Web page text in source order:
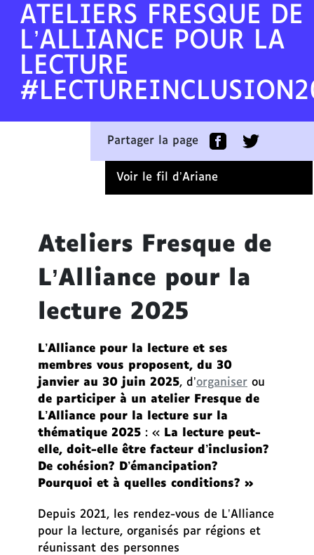
ATELIERS FRESQUE DE
L’ALLIANCE POUR LA
LECTURE
Partager la page
Voir le fil d’Ariane
Ateliers Fresque de
L’Alliance pour la
lecture 2025
L’Alliance pour la lecture et ses
membres vous proposent, du 30
janvier au 30 juin 2025, d’organiser ou
de participer à un atelier Fresque de
L’Alliance pour la lecture sur la
thématique 2025 : « La lecture peut-
elle, doit-elle être facteur d’inclusion?
De cohésion? D’émancipation?
Pourquoi et à quelles conditions? »
Depuis 2021, les rendez-vous de L’Alliance
pour la lecture, organisés par régions et
réunissant des personnes